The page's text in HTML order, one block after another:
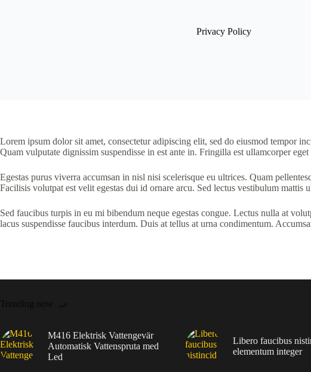
Privacy Policy
Lorem ipsum dolor sit amet, consectetur adipiscing elit, sed do eiusmod tempor
Quam vulputate dignissim suspendisse in est ante in. Fringilla est ullamcorper
Egestas purus viverra accumsan in nisl nisi scelerisque eu ultrices. Quam
Facilisis volutpat est velit egestas dui id ornare arcu. Sed lectus vestibulum mattis
Sed faucibus turpis in eu mi bibendum neque egestas congue. Lectus nulla at
lacus suspendisse faucibus interdum. Duis at tellus at urna condimentum.
Trending now
M416 Elektrisk Vattengevär
Automatisk Vattenspruta med
Led
Libero faucibus
elementum integer